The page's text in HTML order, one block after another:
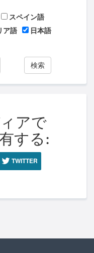
スペイン語
ア語
日本語
検索
アで
する:
TWITTER